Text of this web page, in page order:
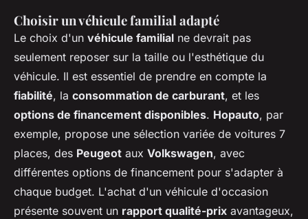
Choisir un véhicule familial adapté
Le choix d'un véhicule familial ne devrait pas
seulement reposer sur la taille ou l'esthétique du
véhicule. Il est essentiel de prendre en compte la
fiabilité, la consommation de carburant, et les
options de financement disponibles. Hopauto, par
exemple, propose une sélection variée de voitures 7
places, des Peugeot aux Volkswagen, avec
différentes options de financement pour s'adapter à
chaque budget. L'achat d'un véhicule d'occasion
présente souvent un rapport qualité-prix avantageux,